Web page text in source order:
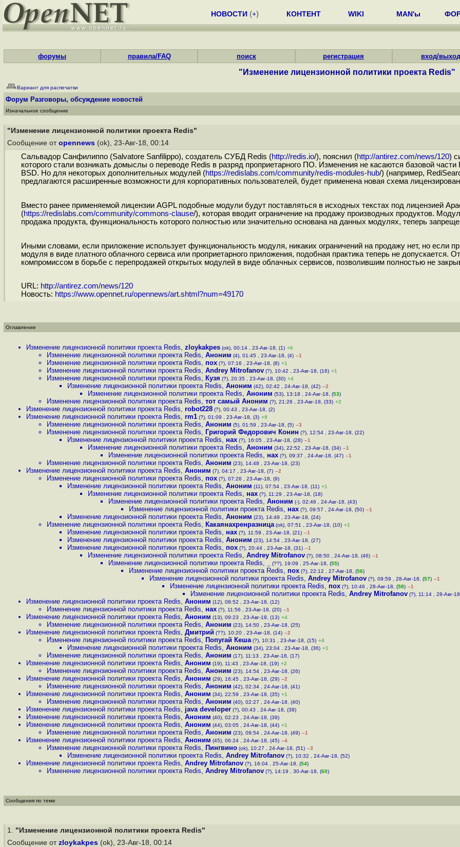
НОВОСТИ (+) КОНТЕНТ WIKI MAN'ы
форумы правила/FAQ поиск регистрация вход/выход
"Изменение лицензионной политики проекта Redis"
Вариант для распечатки
Форум Разговоры, обсуждение новостей
Изначальное сообщение
"Изменение лицензионной политики проекта Redis"
Сообщение от opennews (ok), 23-Авг-18, 00:14
Сальвадор Санфилиппо (Salvatore Sanfilippo), создатель СУБД Redis (http://redis.io/), пояснил (http://antirez.com/news/120)
которого стали возникать домыслы о переводе Redis в разряд проприетарного ПО. Изменения не касаются базовой
BSD. Но для некоторых дополнительных модулей (https://redislabs.com/community/redis-modules-hub/) (например,
предлагаются расширенные возможности для корпоративных пользователей, будет применена новая схема
Вместо ранее применяемой лицензии AGPL подобные модули будут поставляться в исходных текстах под лицензией
(https://redislabs.com/community/commons-clause/), которая вводит ограничение на продажу производных продуктов.
продажа продукта, функциональность которого полностью или значительно основана на данных модулях, теперь
Иными словами, если приложение использует функциональность модуля, никаких ограничений на продажу нет, но если
модуля в виде платного облачного сервиса или проприетарного приложения, подобная практика теперь не допускается.
компромиссом в борьбе с перепродажей открытых модулей в виде облачных сервисов, позволившим полностью не
URL: http://antirez.com/news/120
Новость: https://www.opennet.ru/opennews/art.shtml?num=49170
Оглавление
Изменение лицензионной политики проекта Redis, zloykakpes (ok), 00:14 , 23-Авг-18, (1) +6
Изменение лицензионной политики проекта Redis, Аноним (4), 01:45 , 23-Авг-18, (4) –1
Изменение лицензионной политики проекта Redis, пох (?), 07:16 , 23-Авг-18, (8) +1
Изменение лицензионной политики проекта Redis, Andrey Mitrofanov (?), 10:42 , 23-Авг-18, (16) +1
Изменение лицензионной политики проекта Redis, Кузя (?), 20:35 , 23-Авг-18, (30) +4
Изменение лицензионной политики проекта Redis, Аноним (42), 02:42 , 24-Авг-18, (42) –2
Изменение лицензионной политики проекта Redis, Аноним (53), 13:18 , 24-Авг-18, (53)
Изменение лицензионной политики проекта Redis, тот самый Аноним (?), 21:26 , 23-Авг-18, (33) +2
Изменение лицензионной политики проекта Redis, robot228 (?), 00:43 , 23-Авг-18, (2)
Изменение лицензионной политики проекта Redis, rm1 (?), 01:09 , 23-Авг-18, (3) +9
Изменение лицензионной политики проекта Redis, Аноним (5), 01:59 , 23-Авг-18, (5) –3
Изменение лицензионной политики проекта Redis, Григорий Федорович Конин (?), 12:54 , 23-Авг-18, (22)
Изменение лицензионной политики проекта Redis, нах (?), 16:05 , 23-Авг-18, (28) –1
Изменение лицензионной политики проекта Redis, Аноним (34), 22:52 , 23-Авг-18, (34) –1
Изменение лицензионной политики проекта Redis, нах (?), 09:37 , 24-Авг-18, (47) –1
Изменение лицензионной политики проекта Redis, Аноним (23), 14:48 , 23-Авг-18, (23)
Изменение лицензионной политики проекта Redis, Аноним (7), 04:17 , 23-Авг-18, (7) –2
Изменение лицензионной политики проекта Redis, пох (?), 07:26 , 23-Авг-18, (9)
Изменение лицензионной политики проекта Redis, Аноним (11), 07:54 , 23-Авг-18, (11) +1
Изменение лицензионной политики проекта Redis, нах (?), 11:29 , 23-Авг-18, (18)
Изменение лицензионной политики проекта Redis, Аноним (-), 02:46 , 24-Авг-18, (43)
Изменение лицензионной политики проекта Redis, нах (?), 09:57 , 24-Авг-18, (50) –1
Изменение лицензионной политики проекта Redis, Аноним (23), 14:49 , 23-Авг-18, (24)
Изменение лицензионной политики проекта Redis, Какаянахренразница (ok), 07:51 , 23-Авг-18, (10) +1
Изменение лицензионной политики проекта Redis, нах (?), 11:59 , 23-Авг-18, (21) –1
Изменение лицензионной политики проекта Redis, Аноним (23), 14:54 , 23-Авг-18, (27)
Изменение лицензионной политики проекта Redis, пох (?), 20:44 , 23-Авг-18, (31) –1
Изменение лицензионной политики проекта Redis, Andrey Mitrofanov (?), 08:50 , 24-Авг-18, (46) –1
Изменение лицензионной политики проекта Redis, (??), 19:09 , 25-Авг-18, (55)
Изменение лицензионной политики проекта Redis, пох (?), 22:12 , 27-Авг-18, (56)
Изменение лицензионной политики проекта Redis, Andrey Mitrofanov (?), 09:59 , 28-Авг-18, (57) –1
Изменение лицензионной политики проекта Redis, пох (?), 10:46 , 28-Авг-18, (58) –1
Изменение лицензионной политики проекта Redis, Andrey Mitrofanov (?), 11:14 , 28-Авг-
Изменение лицензионной политики проекта Redis, Аноним (12), 08:52 , 23-Авг-18, (12)
Изменение лицензионной политики проекта Redis, нах (?), 11:56 , 23-Авг-18, (20) –1
Изменение лицензионной политики проекта Redis, Аноним (13), 09:23 , 23-Авг-18, (13) +4
Изменение лицензионной политики проекта Redis, Аноним (23), 14:50 , 23-Авг-18, (25)
Изменение лицензионной политики проекта Redis, Дмитрий (??), 10:20 , 23-Авг-18, (14) –2
Изменение лицензионной политики проекта Redis, Попугай Кеша (?), 10:31 , 23-Авг-18, (15) +4
Изменение лицензионной политики проекта Redis, Аноним (34), 23:04 , 23-Авг-18, (36) +1
Изменение лицензионной политики проекта Redis, Аноним (17), 11:13 , 23-Авг-18, (17)
Изменение лицензионной политики проекта Redis, Аноним (19), 11:43 , 23-Авг-18, (19) +2
Изменение лицензионной политики проекта Redis, Аноним (23), 14:54 , 23-Авг-18, (26)
Изменение лицензионной политики проекта Redis, Аноним (29), 16:45 , 23-Авг-18, (29) –2
Изменение лицензионной политики проекта Redis, Аноним (42), 02:34 , 24-Авг-18, (41)
Изменение лицензионной политики проекта Redis, Аноним (34), 22:59 , 23-Авг-18, (35) +1
Изменение лицензионной политики проекта Redis, Аноним (40), 02:27 , 24-Авг-18, (40)
Изменение лицензионной политики проекта Redis, java developer (?), 00:43 , 24-Авг-18, (38)
Изменение лицензионной политики проекта Redis, Аноним (40), 02:23 , 24-Авг-18, (39)
Изменение лицензионной политики проекта Redis, Аноним (44), 03:05 , 24-Авг-18, (44) +1
Изменение лицензионной политики проекта Redis, Аноним (23), 09:54 , 24-Авг-18, (49) –1
Изменение лицензионной политики проекта Redis, Аноним (45), 06:24 , 24-Авг-18, (45) –4
Изменение лицензионной политики проекта Redis, Пингвино (ok), 10:27 , 24-Авг-18, (51) –3
Изменение лицензионной политики проекта Redis, Andrey Mitrofanov (?), 10:32 , 24-Авг-18, (52)
Изменение лицензионной политики проекта Redis, Andrey Mitrofanov (?), 16:04 , 25-Авг-18, (54)
Изменение лицензионной политики проекта Redis, Andrey Mitrofanov (?), 14:19 , 30-Авг-18, (60)
Сообщения по теме
1. "Изменение лицензионной политики проекта Redis"
Сообщение от zloykakpes (ok), 23-Авг-18, 00:14